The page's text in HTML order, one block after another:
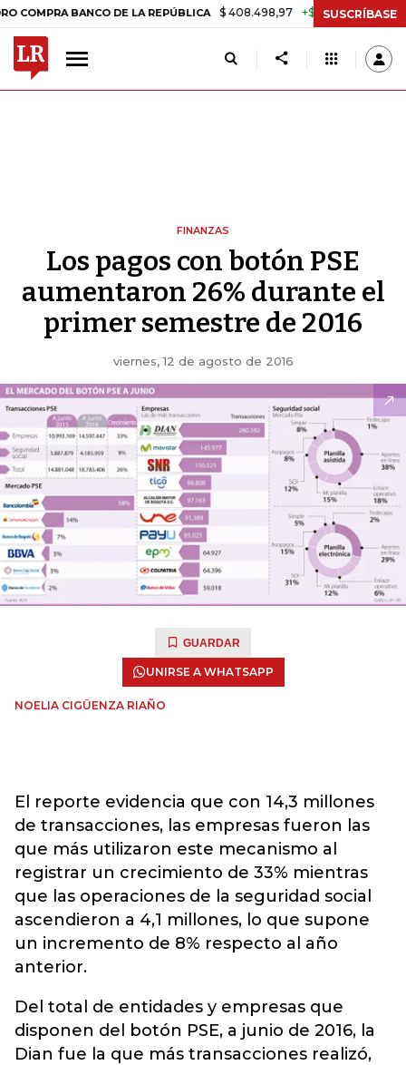
BANCO DE LA REPÚBLICA $ 408.498,97 +$ 8.753,81 +2,19%
SUSCRÍBASE
FINANZAS
Los pagos con botón PSE
aumentaron 26% durante el
primer semestre de 2016
viernes, 12 de agosto de 2016
GUARDAR
UNIRSE A WHATSAPP
NOELIA CIGÜENZA RIAÑO
El reporte evidencia que con 14,3 millones
de transacciones, las empresas fueron las
que más utilizaron este mecanismo al
registrar un crecimiento de 33% mientras
que las operaciones de la seguridad social
ascendieron a 4,1 millones, lo que supone
un incremento de 8% respecto al año
anterior.
Del total de entidades y empresas que
disponen del botón PSE, a junio de 2016, la
Dian fue la que más transacciones realizó,